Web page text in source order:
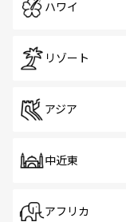
ハワイ
リゾート
アジア
中近東
アフリカ